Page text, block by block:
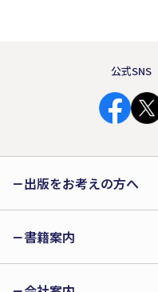
公式SNS
出版をお考えの方へ
書籍案内